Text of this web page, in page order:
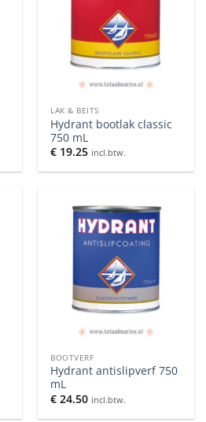
LAK & BEITS
Hydrant bootlak classic
750 mL
€ 19.25 incl.btw.
BOOTVERF
Hydrant antislipverf 750
mL
€ 24.50 incl.btw.